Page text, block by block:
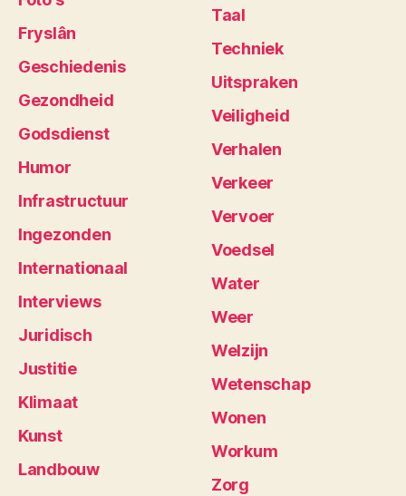
Fryslân
Geschiedenis
Gezondheid
Godsdienst
Humor
Infrastructuur
Ingezonden
Internationaal
Interviews
Juridisch
Justitie
Klimaat
Kunst
Landbouw
Taal
Techniek
Uitspraken
Veiligheid
Verhalen
Verkeer
Vervoer
Voedsel
Water
Weer
Welzijn
Wetenschap
Wonen
Workum
Zorg